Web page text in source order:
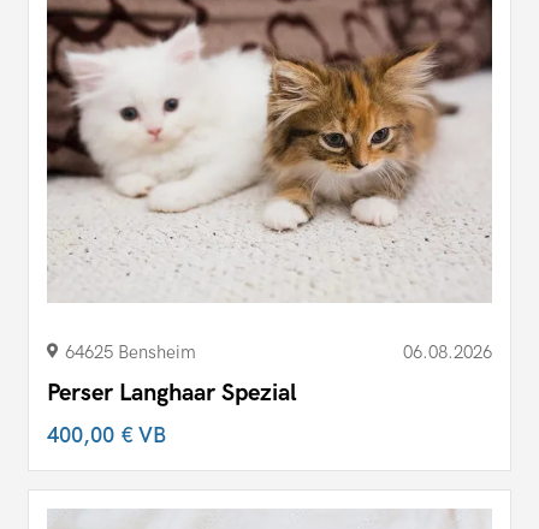
64625 Bensheim 06.08.2026
Perser Langhaar Spezial
400,00 €VB